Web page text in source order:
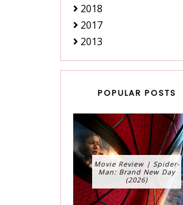
2018
2017
2013
POPULAR POSTS
Movie Review | Spider-
Man: Brand New Day
(2026)